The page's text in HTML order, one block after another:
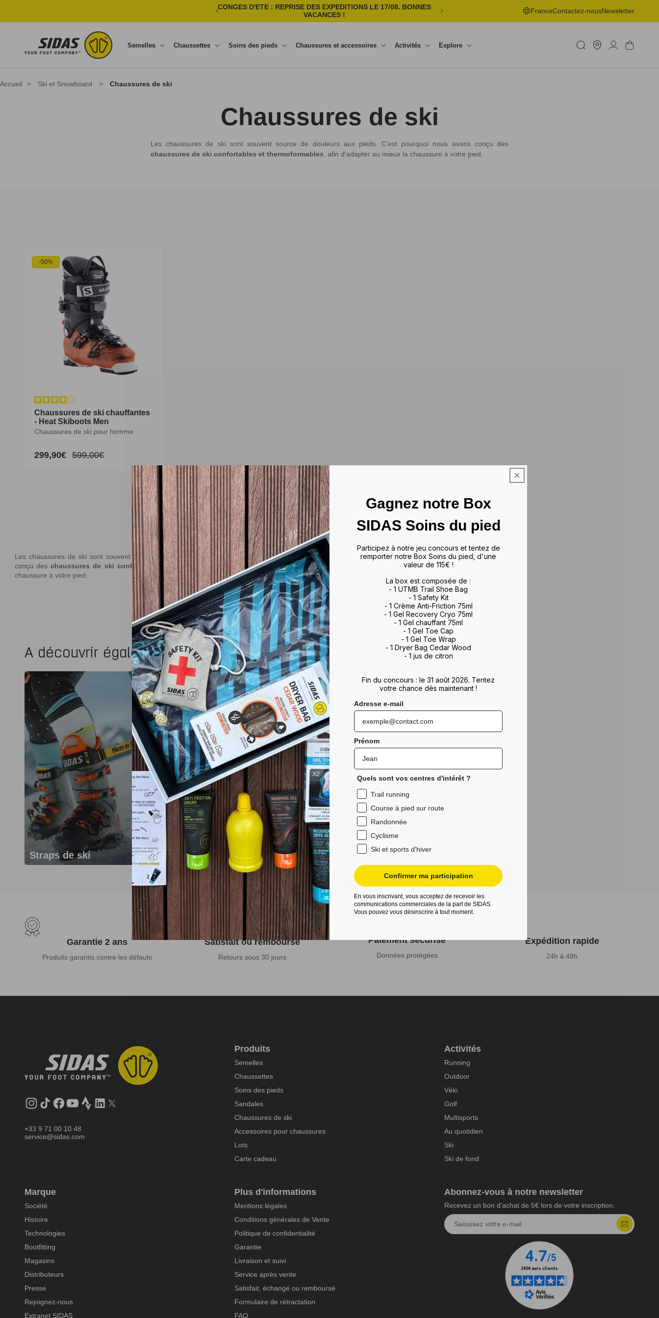
CONGES D'ETE : REPRISE DES EXPEDITIONS LE 17/08. BONNES
VACANCES !
LIVRAISON OFFERTE EN POINT DE RETRAIT DÈS 50€ -
RETOURS SOUS 30J
FranceContactez-nousNewsletter
Semelles Chaussettes Soins des pieds Chaussures et accessoires Activités Explore
un
shop
ConnexionPanier
Accueil > Ski et Snowboard > Chaussures de ski
C
o
l
Chaussures de ski
Les chaussures de ski sont souvent source de douleurs aux pieds. C'est pourquoi nous avons conçu des
chaussures de ski confortables et thermoformables , afin d'adapter au mieux la chaussure à votre pied.
-50%
Chaussures de ski chauffantes
- Heat Skiboots Men
Chaussures de ski pour homme
Prix
299,90€
Prix
599,00€
Les chaussures de ski sont souvent source de douleurs aux pieds. C'est pourquoi nous avons
conçu des chaussures de ski confortables et thermoformables
, afin d'adapter au mieux la
chaussure à votre pied.
A découvrir également
Straps de ski
Garantie 2 ans
Produits garantis contre les défauts
Satisfait ou remboursé
Retours sous 30 jours
Paiement sécurisé
Données protégées
Expédition rapide
24h à 48h
Instagram
Tik
Facebook
YouTubeStravaLinkedInTwitter
+33 9 71 00 10 48
service@sidas.com
Produits
Semelles
Chaussettes
Soins des pieds
Sandales
Chaussures de ski
Accessoires pour chaussures
Lots
Carte cadeau
Activités
Running
Outdoor
Vélo
Golf
Multisports
Au quotidien
Ski
Ski de fond
Marque
Société
Histoire
Technologies
Bootfitting
Magasins
Distributeurs
Presse
Rejoignez-nous
Extranet SIDAS
Plus d'informations
Mentions légales
Conditions générales de Vente
Politique de confidentialité
Garantie
Livraison et suivi
Service après vente
Satisfait, échangé ou remboursé
Formulaire de rétractation
FAQ
Abonnez-vous à notre newsletter
Recevez un bon d'achat de 5€ lors de votre inscription.
Saissisez votre e-mail
Gagnez notre Box
SIDAS Soins du pied
Participez à notre jeu concours et tentez de
remporter notre Box Soins du pied, d'une
valeur de 115€ !
La box est composée de :
- 1 UTMB Trail Shoe Bag
- 1 Safety Kit
- 1 Crème Anti-Friction 75ml
- 1 Gel Recovery Cryo 75ml
- 1 Gel chauffant 75ml
- 1 Gel Toe Cap
- 1 Gel Toe Wrap
- 1 Dryer Bag Cedar Wood
- 1 jus de citron
Fin du concours : le 31 août 2026. Tentez
votre chance dès maintenant !
Adresse e-mail
Prénom
Quels sont vos centres d'intérêt ?
Trail running
Course à pied sur route
Randonnée
Cyclisme
Ski et sports d'hiver
Confirmer ma participation
En vous inscrivant, vous acceptez de recevoir les
communications commerciales de la part de SIDAS.
Vous pouvez vous désinscrire à tout moment.